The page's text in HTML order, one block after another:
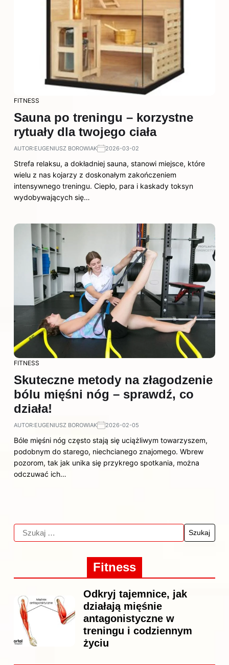
FITNESS
Sauna po treningu – korzystne
rytuały dla twojego ciała
AUTOR:EUGENIUSZ BOROWIAK 2026-03-02
Strefa relaksu, a dokładniej sauna, stanowi miejsce, które
wielu z nas kojarzy z doskonałym zakończeniem
intensywnego treningu. Ciepło, para i kaskady toksyn
wydobywających się…
FITNESS
Skuteczne metody na złagodzenie
bólu mięśni nóg – sprawdź, co
działa!
AUTOR:EUGENIUSZ BOROWIAK 2026-02-05
Bóle mięśni nóg często stają się uciążliwym towarzyszem,
podobnym do starego, niechcianego znajomego. Wbrew
pozorom, tak jak unika się przykrego spotkania, można
odczuwać ich…
Fitness
Odkryj tajemnice, jak
działają mięśnie
antagonistyczne w
treningu i codziennym
życiu